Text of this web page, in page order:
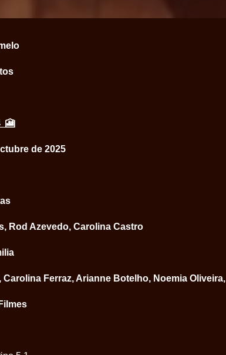
🎦
de 2025
Rod Azevedo, Carolina Castro
Carolina Ferraz, Arianne Botelho, Noemia Oliveira,